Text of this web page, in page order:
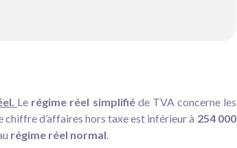
Le régime réel simplifiéde TVA concerne les
chiffre d’affaires hors taxe est inférieur à 254 000
régime réel normal